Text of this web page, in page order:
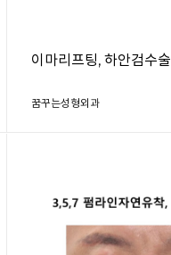
이마리프팅, 하안검수술
꿈꾸는성형외과